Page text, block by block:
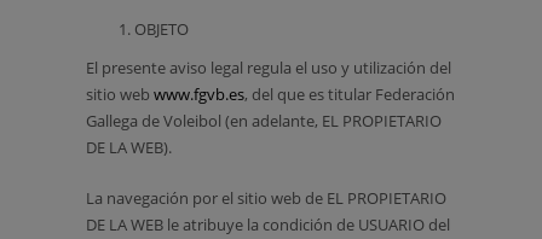
OBJETO
El presente aviso legal regula el uso y utilización del
sitio web www.fgvb.es, del que es titular Federación
Gallega de Voleibol (en adelante, EL PROPIETARIO
DE LA WEB).
La navegación por el sitio web de EL PROPIETARIO
DE LA WEB le atribuye la condición de USUARIO del